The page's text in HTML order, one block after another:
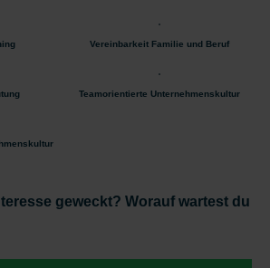
Vereinbarkeit Familie und Beruf
Teamorientierte Unternehmenskultur
geweckt? Worauf wartest du